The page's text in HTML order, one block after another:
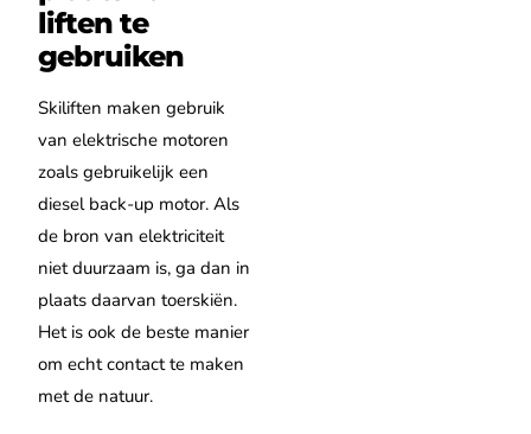
liften te
gebruiken
Skiliften maken gebruik
van elektrische motoren
zoals gebruikelijk een
diesel back-up motor. Als
de bron van elektriciteit
niet duurzaam is, ga dan in
plaats daarvan toerskiën.
Het is ook de beste manier
om echt contact te maken
met de natuur.